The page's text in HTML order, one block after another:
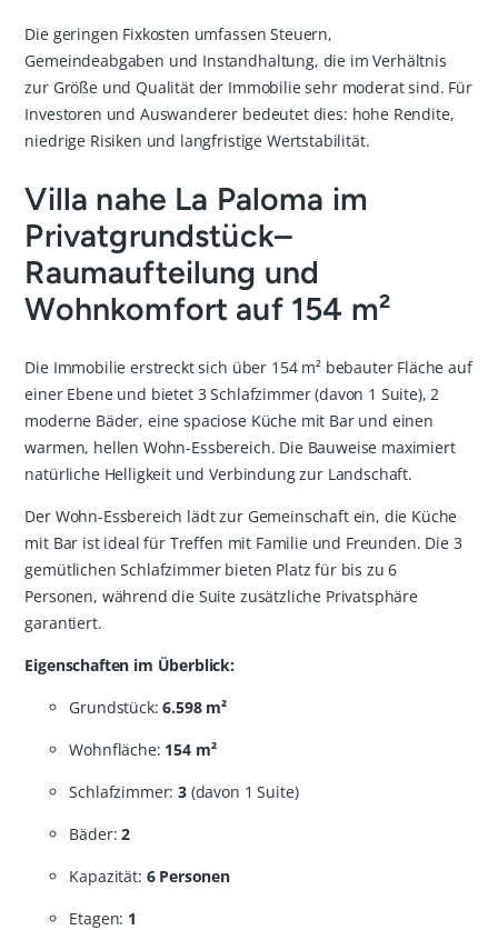
Die geringen Fixkosten umfassen Steuern,
Gemeindeabgaben und Instandhaltung, die im Verhältnis
zur Größe und Qualität der Immobilie sehr moderat sind. Für
Investoren und Auswanderer bedeutet dies: hohe Rendite,
niedrige Risiken und langfristige Wertstabilität.
Villa nahe La Paloma im
Privatgrundstück–
Raumaufteilung und
Wohnkomfort auf 154 m²
Die Immobilie erstreckt sich über 154 m² bebauter Fläche auf
einer Ebene und bietet 3 Schlafzimmer (davon 1 Suite), 2
moderne Bäder, eine spaciosе Küche mit Bar und einen
warmen, hellen Wohn-Essbereich. Die Bauweise maximiert
natürliche Helligkeit und Verbindung zur Landschaft.
Der Wohn-Essbereich lädt zur Gemeinschaft ein, die Küche
mit Bar ist ideal für Treffen mit Familie und Freunden. Die 3
gemütlichen Schlafzimmer bieten Platz für bis zu 6
Personen, während die Suite zusätzliche Privatsphäre
garantiert.
Eigenschaften im Überblick:
Grundstück:6.598 m²
Wohnfläche: 154 m²
Schlafzimmer:3(davon 1 Suite)
Bäder:2
Kapazität: 6 Personen
Etagen: 1